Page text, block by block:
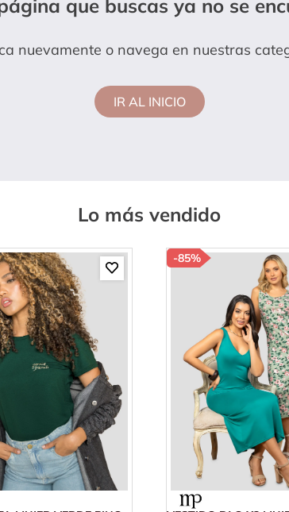
que buscas ya no se
nuevamente o navega en nuestras
IR AL INICIO
Lo más vendido
-85%